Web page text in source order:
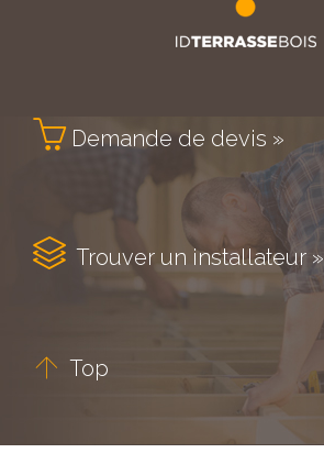
 Demande de devis »
 Trouver un installateur »
 Top